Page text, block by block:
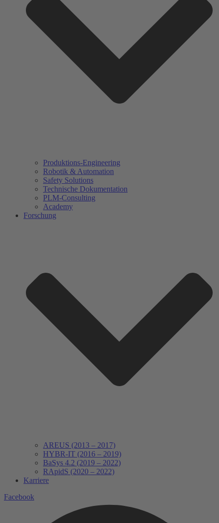
Produktions-Engineering
Robotik & Automation
Safety Solutions
Technische Dokumentation
PLM-Consulting
Academy
Forschung
AREUS (2013 – 2017)
HYBR-IT (2016 – 2019)
BaSys 4.2 (2019 – 2022)
RApidS (2020 – 2022)
Karriere
Facebook